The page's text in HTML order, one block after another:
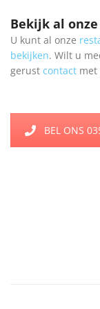
Bekijk al
U kunt al onze
bekijken. Wilt u
gerust contact met
BEL ONS